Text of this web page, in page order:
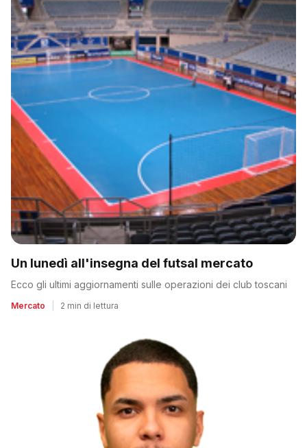
Un lunedì all'insegna del futsal mercato
Ecco gli ultimi aggiornamenti sulle operazioni dei club toscani
Mercato 2 min di lettura